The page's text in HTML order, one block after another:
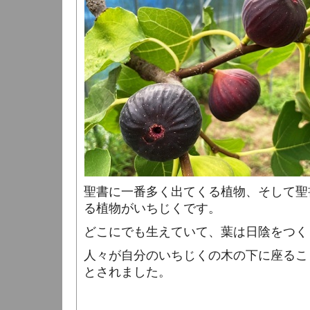
聖書に一番多く出てくる植物、そして
る植物がいちじくです。
どこにでも生えていて、葉は日陰をつ
人々が自分のいちじくの木の下に座る
とされました。